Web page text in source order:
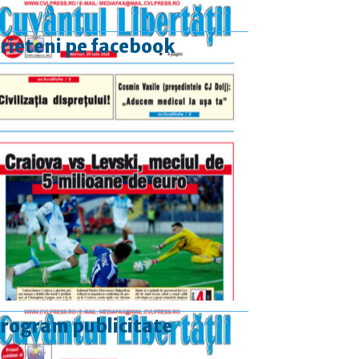
pe facebook
publicitate